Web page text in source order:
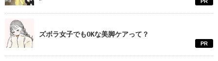
ズボラ女子でもOKな美脚ケアって？
PR